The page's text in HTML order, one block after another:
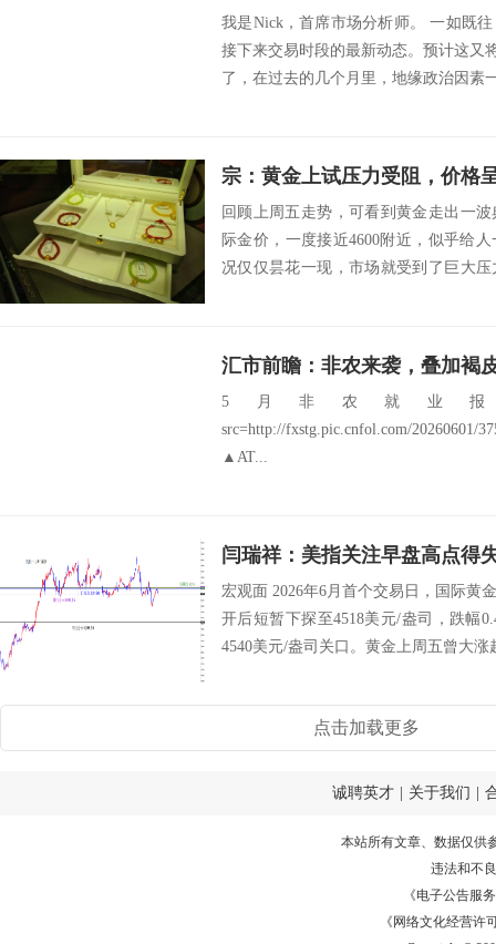
我是Nick，首席市场分析师。 一如既
接下来交易时段的最新动态。预计这又
了，在过去的几个月里，地缘政治因素
回顾上周五走势，可看到黄金走出一
际金价，一度接近4600附近，似乎给
况仅仅昙花一现，市场就受到了巨大
汇市前瞻：非农来袭，叠加褐
5月非农就业报
src=http://fxstg.pic.cnfol.com/20260601/
▲AT...
宏观面 2026年6月首个交易日，国际黄
开后短暂下探至4518美元/盎司，跌幅
4540美元/盎司关口。黄金上周五曾大涨
点击加载更多
诚聘英才 关于我们
本站所有文章、数据仅供
违法和不
《电子公告服务
《网络文化经营许